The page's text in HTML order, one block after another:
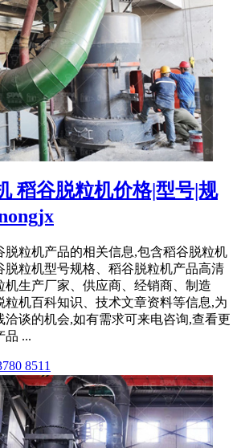
稻谷脱粒机价格|型号|规
脱粒机产品的相关信息,包含稻谷脱粒机
脱粒机型号规格、稻谷脱粒机产品高清
机生产厂家、供应商、经销商、制造
粒机百科知识、技术文章资料等信息,为
洽谈的机会,如有需求可来电咨询,查看更
品 ...
8511